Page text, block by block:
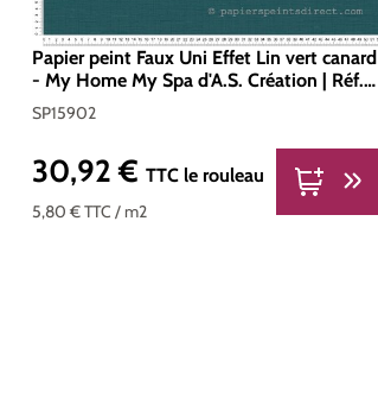
Papier peint Faux Uni Effet Lin vert canard
- My Home My Spa d'A.S. Création | Réf.
SP15902
SP15902
5,80 €TTC/ m2
Prix régulier :
30,92 €TTC le rouleau